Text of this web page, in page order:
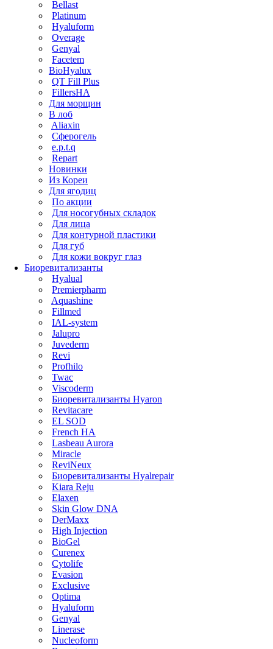
Bellast
Platinum
Hyaluform
Overage
Genyal
Facetem
BioHyalux
QT Fill Plus
FillersHA
Для морщин
В лоб
Aliaxin
Сферогель
e.p.t.q
Repart
Новинки
Из Кореи
Для ягодиц
По акции
Для носогубных складок
Для лица
Для контурной пластики
Для губ
Для кожи вокруг глаз
Биоревитализанты
Hyalual
Premierpharm
Aquashine
Fillmed
IAL-system
Jalupro
Juvederm
Revi
Profhilo
Twac
Viscoderm
Биоревитализанты Hyaron
Revitacare
EL SOD
French HA
Lasbeau Aurora
Miracle
ReviNeux
Биоревитализанты Hyalrepair
Kiara Reju
Elaxen
Skin Glow DNA
DerMaxx
High Injection
BioGel
Curenex
Cytolife
Evasion
Exclusive
Optima
Hyaluform
Genyal
Linerase
Nucleoform